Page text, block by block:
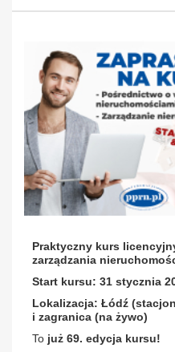
Praktyczny kurs
zarządzania
Start kursu: 31 stycznia
Lokalizacja: Łódź
i zagranica (na żywo)
To już 69. edycja kursu!